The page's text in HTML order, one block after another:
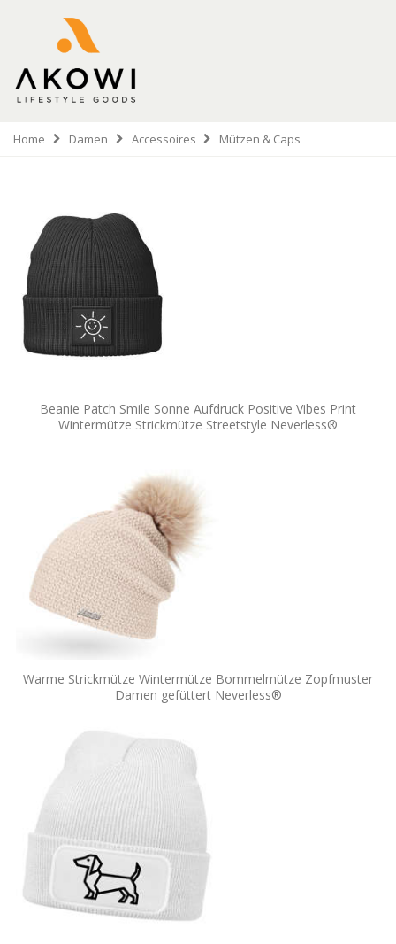
Home Damen Accessoires Mützen & Caps
Beanie Patch Smile Sonne Aufdruck Positive Vibes Print
Wintermütze Strickmütze Streetstyle Neverless®
Warme Strickmütze Wintermütze Bommelmütze Zopfmuster
Damen gefüttert Neverless®